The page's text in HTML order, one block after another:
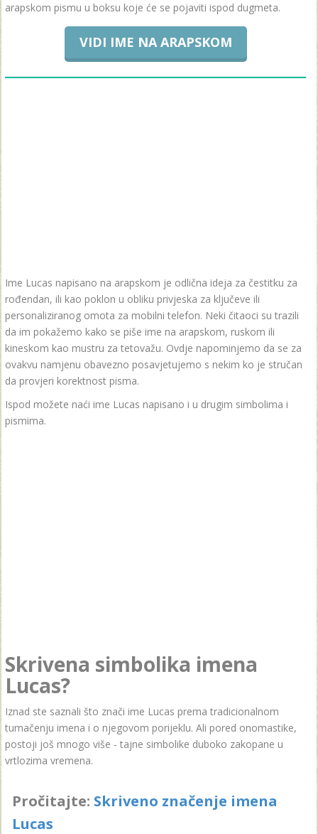
arapskom pismu u boksu koje će se pojaviti ispod dugmeta.
VIDI IME NA ARAPSKOM
Ime Lucas napisano na arapskom je odlična ideja za čestitku za
rođendan, ili kao poklon u obliku privjeska za ključeve ili
personaliziranog omota za mobilni telefon. Neki čitaoci su trazili
da im pokažemo kako se piše ime na arapskom, ruskom ili
kineskom kao mustru za tetovažu. Ovdje napominjemo da se za
ovakvu namjenu obavezno posavjetujemo s nekim ko je stručan
da provjeri korektnost pisma.
Ispod možete naći ime Lucas napisano i u drugim simbolima i
pismima.
Skrivena simbolika imena
Lucas?
Iznad ste saznali što znači ime Lucas prema tradicionalnom
tumačenju imena i o njegovom porijeklu. Ali pored onomastike,
postoji još mnogo više - tajne simbolike duboko zakopane u
vrtlozima vremena.
Pročitajte: Skriveno značenje imena
Lucas